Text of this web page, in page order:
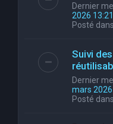
Dernier
2026 13:21
Posté dans
Suivi
Dernier
mars
Posté dans